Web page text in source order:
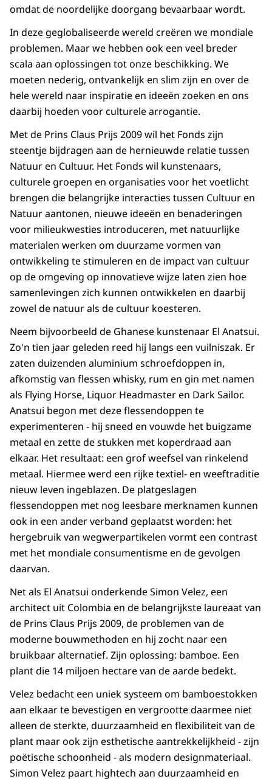
omdat de noordelijke doorgang bevaarbaar wordt.
In deze geglobaliseerde wereld creëren we mondiale
problemen. Maar we hebben ook een veel breder
scala aan oplossingen tot onze beschikking. We
moeten nederig, ontvankelijk en slim zijn en over de
hele wereld naar inspiratie en ideeën zoeken en ons
daarbij hoeden voor culturele arrogantie.
Met de Prins Claus Prijs 2009 wil het Fonds zijn
steentje bijdragen aan de hernieuwde relatie tussen
Natuur en Cultuur. Het Fonds wil kunstenaars,
culturele groepen en organisaties voor het voetlicht
brengen die belangrijke interacties tussen Cultuur en
Natuur aantonen, nieuwe ideeën en benaderingen
voor milieukwesties introduceren, met natuurlijke
materialen werken om duurzame vormen van
ontwikkeling te stimuleren en de impact van cultuur
op de omgeving op innovatieve wijze laten zien hoe
samenlevingen zich kunnen ontwikkelen en daarbij
zowel de natuur als de cultuur koesteren.
Neem bijvoorbeeld de Ghanese kunstenaar El Anatsui.
Zo'n tien jaar geleden reed hij langs een vuilniszak. Er
zaten duizenden aluminium schroefdoppen in,
afkomstig van flessen whisky, rum en gin met namen
als Flying Horse, Liquor Headmaster en Dark Sailor.
Anatsui begon met deze flessendoppen te
experimenteren - hij sneed en vouwde het buigzame
metaal en zette de stukken met koperdraad aan
elkaar. Het resultaat: een grof weefsel van rinkelend
metaal. Hiermee werd een rijke textiel- en weeftraditie
nieuw leven ingeblazen. De platgeslagen
flessendoppen met nog leesbare merknamen kunnen
ook in een ander verband geplaatst worden: het
hergebruik van wegwerpartikelen vormt een contrast
met het mondiale consumentisme en de gevolgen
daarvan.
Net als El Anatsui onderkende Simon Velez, een
architect uit Colombia en de belangrijkste laureaat van
de Prins Claus Prijs 2009, de problemen van de
moderne bouwmethoden en hij zocht naar een
bruikbaar alternatief. Zijn oplossing: bamboe. Een
plant die 14 miljoen hectare van de aarde bedekt.
Velez bedacht een uniek systeem om bamboestokken
aan elkaar te bevestigen en vergrootte daarmee niet
alleen de sterkte, duurzaamheid en flexibiliteit van de
plant maar ook zijn esthetische aantrekkelijkheid - zijn
poëtische schoonheid - als modern designmateriaal.
Simon Velez paart hightech aan duurzaamheid en